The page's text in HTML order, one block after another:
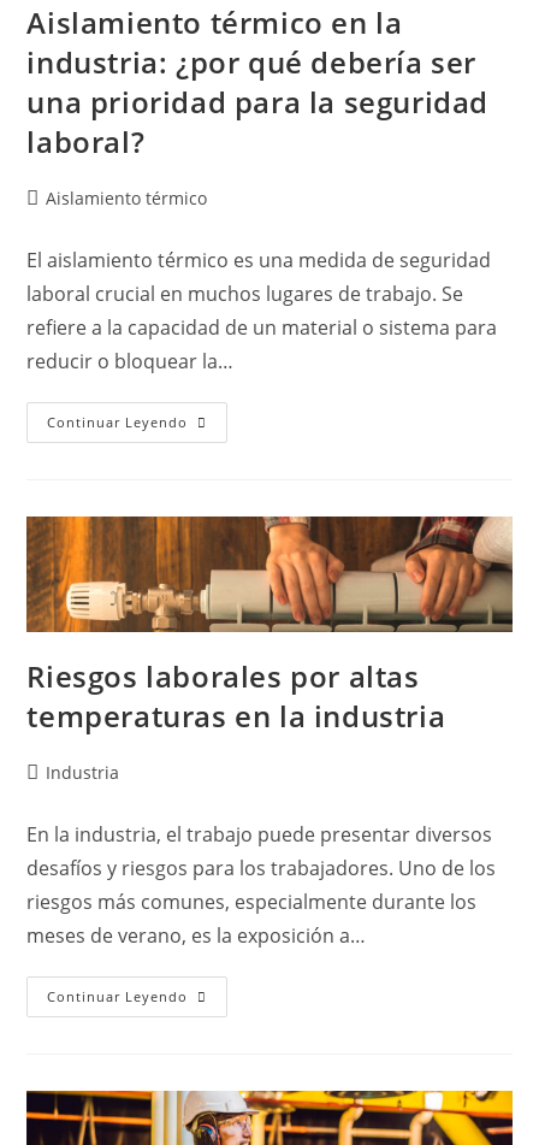
Aislamiento térmico en la
industria: ¿por qué debería ser
una prioridad para la seguridad
laboral?
Aislamiento térmico
El aislamiento térmico es una medida de seguridad
laboral crucial en muchos lugares de trabajo. Se
refiere a la capacidad de un material o sistema para
reducir o bloquear la…
Continuar Leyendo
Riesgos laborales por altas
temperaturas en la industria
Industria
En la industria, el trabajo puede presentar diversos
desafíos y riesgos para los trabajadores. Uno de los
riesgos más comunes, especialmente durante los
meses de verano, es la exposición a…
Continuar Leyendo